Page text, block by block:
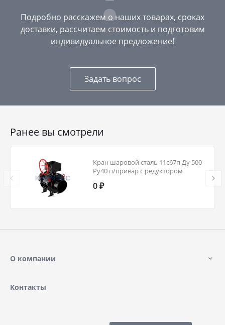
Подробно расскажем о наших товарах, сроках
доставки, рассчитаем стоимость и подготовим
индивидуальное предложение!
Задать вопрос
Ранее вы смотрели
Кран шаровой сталь 11с67п Ду 500
Ру40 п/привар с редуктором
0 ₽
О компании
Контакты